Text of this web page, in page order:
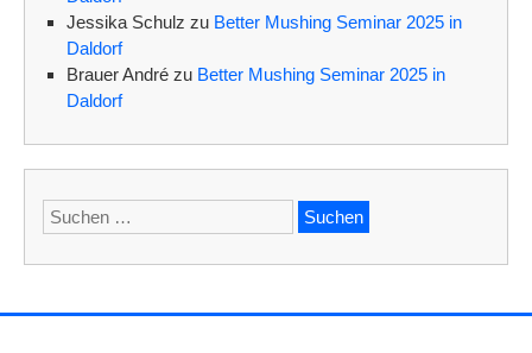
Jessika Schulz zu Better Mushing Seminar 2025 in
Daldorf
Brauer André zu Better Mushing Seminar 2025 in
Daldorf
Suchen
nach: